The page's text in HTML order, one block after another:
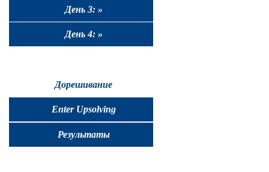
День 3: »
День 4: »
Дорешивание
Enter Upsolving
Результаты